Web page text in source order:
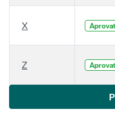
X Aprovat
Z Aprovat